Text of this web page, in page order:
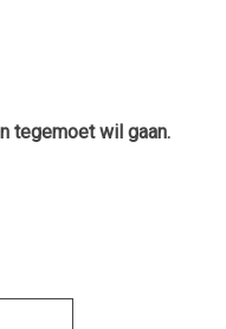
tegemoet wil gaan.